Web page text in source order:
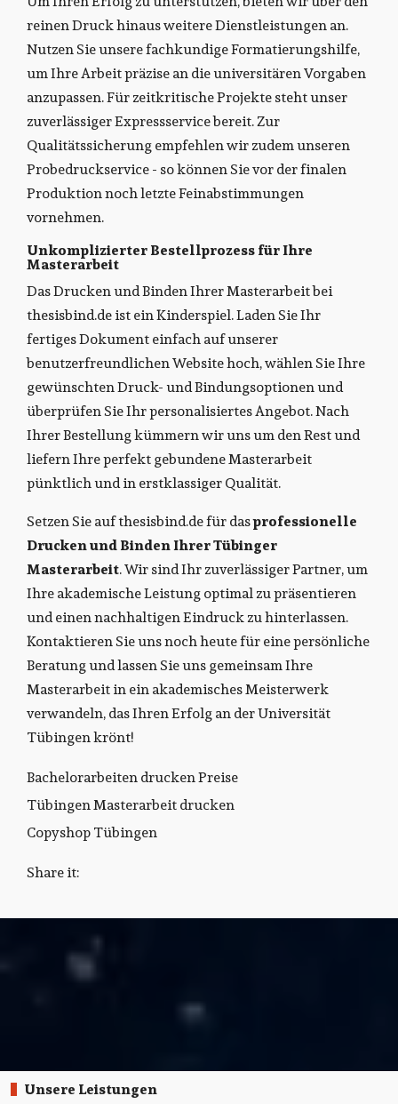
reinen Druck hinaus weitere Dienstleistungen an.
Nutzen Sie unsere fachkundige Formatierungshilfe,
um Ihre Arbeit präzise an die universitären Vorgaben
anzupassen. Für zeitkritische Projekte steht unser
zuverlässiger Expressservice bereit. Zur
Qualitätssicherung empfehlen wir zudem unseren
Probedruckservice - so können Sie vor der finalen
Produktion noch letzte Feinabstimmungen
vornehmen.
Unkomplizierter Bestellprozess für Ihre
Masterarbeit
Das Drucken und Binden Ihrer Masterarbeit bei
thesisbind.de ist ein Kinderspiel. Laden Sie Ihr
fertiges Dokument einfach auf unserer
benutzerfreundlichen Website hoch, wählen Sie Ihre
gewünschten Druck- und Bindungsoptionen und
überprüfen Sie Ihr personalisiertes Angebot. Nach
Ihrer Bestellung kümmern wir uns um den Rest und
liefern Ihre perfekt gebundene Masterarbeit
pünktlich und in erstklassiger Qualität.
Setzen Sie auf thesisbind.de für dasprofessionelle
Drucken und Binden Ihrer Tübinger
Masterarbeit. Wir sind Ihr zuverlässiger Partner, um
Ihre akademische Leistung optimal zu präsentieren
und einen nachhaltigen Eindruck zu hinterlassen.
Kontaktieren Sie uns noch heute für eine persönliche
Beratung und lassen Sie uns gemeinsam Ihre
Masterarbeit in ein akademisches Meisterwerk
verwandeln, das Ihren Erfolg an der Universität
Tübingen krönt!
Bachelorarbeiten drucken Preise
Tübingen Masterarbeit drucken
Copyshop Tübingen
Share it:
Unsere Leistungen